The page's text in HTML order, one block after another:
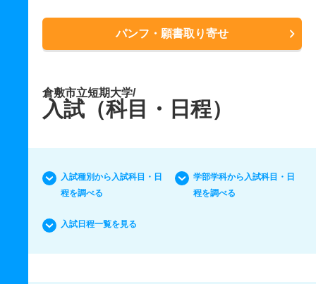
パンフ・願書取り寄せ
倉敷市立短期大学/
入試（科目・日程）
入試種別から入試科目・日
程を調べる
学部学科から入試科目・日
程を調べる
入試日程一覧を見る